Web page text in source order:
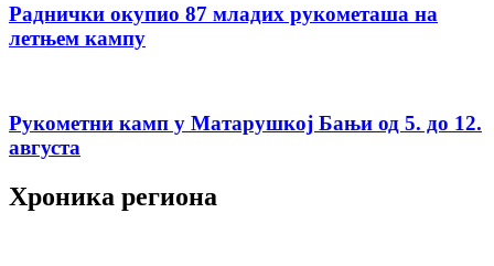
Раднички окупио 87 младих рукометаша на
летњем кампу
Рукометни камп у Матарушкој Бањи од 5. до 12.
августа
Хроника региона